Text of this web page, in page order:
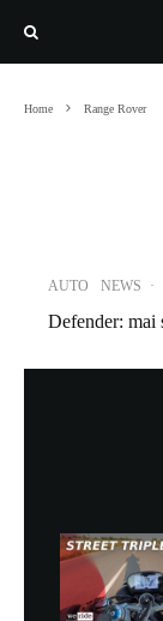
Home Range Rover
AUTO NEWS ·
Defender: mai